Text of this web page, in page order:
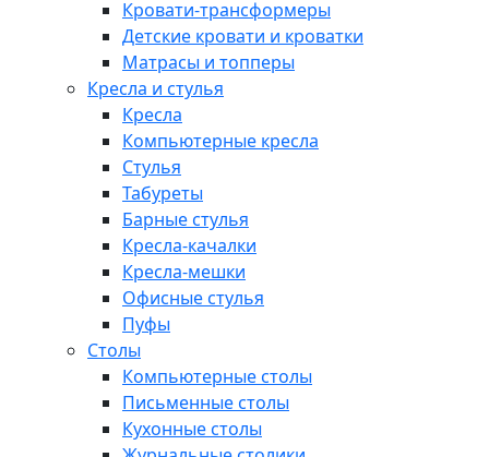
Кровати-трансформеры
Детские кровати и кроватки
Матрасы и топперы
Кресла и стулья
Кресла
Компьютерные кресла
Стулья
Табуреты
Барные стулья
Кресла-качалки
Кресла-мешки
Офисные стулья
Пуфы
Столы
Компьютерные столы
Письменные столы
Кухонные столы